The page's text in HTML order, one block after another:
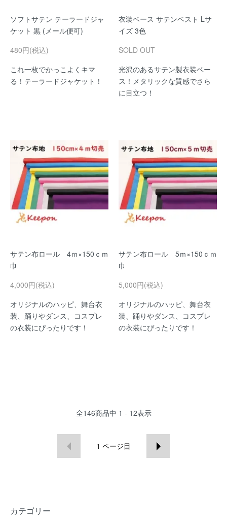
ソフトサテン テーラードジャ
ケット 黒 (メール便可)
480円(税込)
これ一枚でかっこよくキマ
る！テーラードジャケット！
衣装ベース サテンベスト Lサ
イズ 3色
SOLD OUT
光沢のあるサテン製衣装ベー
ス！メタリックな質感でさら
に目立つ！
サテン布ロール 4ｍ×150ｃｍ
巾
4,000円(税込)
オリジナルのハッピ、舞台衣
装、踊りやダンス、コスプレ
の衣装にぴったりです！
サテン布ロール 5ｍ×150ｃｍ
巾
5,000円(税込)
オリジナルのハッピ、舞台衣
装、踊りやダンス、コスプレ
の衣装にぴったりです！
全146商品中 1 - 12表示
1 ページ目
カテゴリー